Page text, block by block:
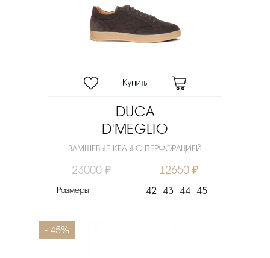
DUCA
D'MEGLIO
ЗАМШЕВЫЕ КЕДЫ С ПЕРФОРАЦИЕЙ
23000 ₽ 12650 ₽
Размеры 42 43 44 45
- 45%